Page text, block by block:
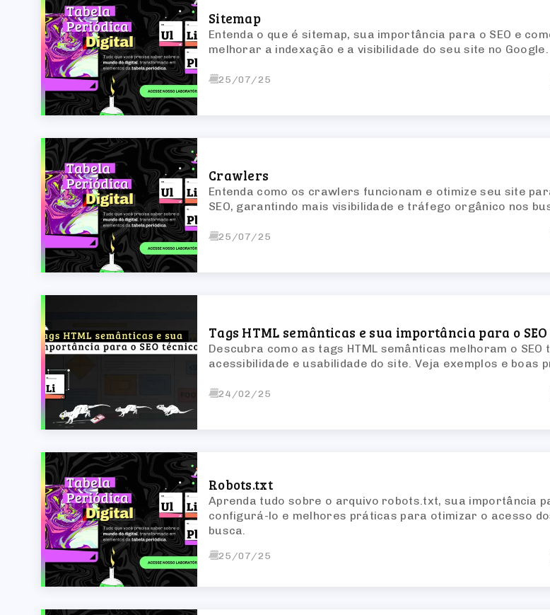
Sitemap
Entenda o que é sitemap, sua importância para o SEO e
melhorar a indexação e a visibilidade do seu site no Google.
25/07/25
Crawlers
Entenda como os crawlers funcionam e otimize seu site
SEO, garantindo mais visibilidade e tráfego orgânico nos
25/07/25
Tags HTML semânticas e sua importância para o
Descubra como as tags HTML semânticas melhoram o SEO
acessibilidade e usabilidade do site. Veja exemplos e boas
24/02/25
Robots.txt
Aprenda tudo sobre o arquivo robots.txt, sua importância
configurá-lo e melhores práticas para otimizar o acesso
busca.
25/07/25